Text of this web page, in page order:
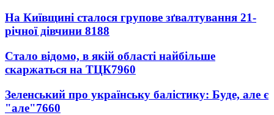
На Київщині сталося групове зґвалтування 21-
річної дівчини 8188
Стало відомо, в якій області найбільше
скаржаться на ТЦК7960
Зеленський про українську балістику: Буде, але є
"але"7660